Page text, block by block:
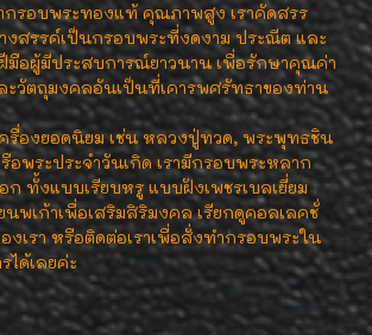
กรอบพระทองแท้ คุณภาพสูง เราคัดสรร
งสรรค์เป็นกรอบพระที่งดงาม ประณีต และ
มือผู้มีประสบการณ์ยาวนาน เพื่อรักษาคุณค่า
ะวัตถุมงคลอันเป็นที่เคารพศรัทธาของท่าน
ครื่องยอดนิยม เช่น หลวงปู่ทวด, พระพุทธชิน
อพระประจำวันเกิด เรามีกรอบพระหลาก
ก ทั้งแบบเรียบหรู แบบฝังเพชรเบลเยี่ยม
พเก้าเพื่อเสริมสิริมงคล เรียกดูคอลเลคชั่
งเรา หรือติดต่อเราเพื่อสั่งทำกรอบพระใน
ด้เลยค่ะ